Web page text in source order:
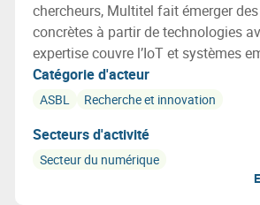
chercheurs, Multitel fait émerger
concrètes à partir de technologies
expertise couvre l’IoT et systèmes
réseaux et la cybersécurité, la
certification ferroviaire. Multitel agit
entreprises.
Catégorie d'acteur
ASBL Recherche et innovation
Secteurs d'activité
Secteur du numérique